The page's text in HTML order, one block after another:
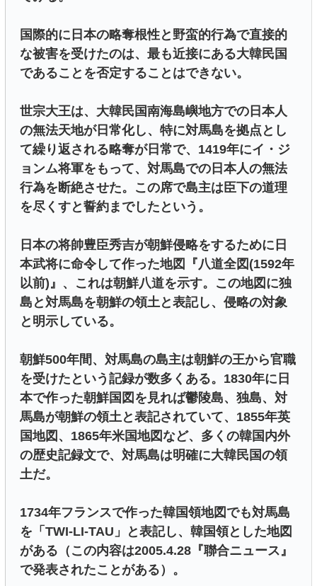
国際的に日本の略奪根性と野蛮的行為で直接的
な被害を受けたのは、最も近接にある大韓民国
であることを否定することはできない。
世宗大王は、大韓民国南海島嶼地方での日本人
の無法天地が日常化し、特に対馬島を拠点とし
て繰り返される略奪が日常で、1419年にイ・ジ
ョンム将軍をもって、対馬島での日本人の無法
行為を断絶させた。この席で島主は臣下の道理
を尽くすと誓約までしたという。
日本の将帥豊臣秀吉が朝鮮侵略をするために日
本武将に命令して作った地図『八道全図(1592年
以前)』、これは朝鮮八道を示す。この地図に独
島と対馬島を朝鮮の領土と表記し、侵略の対象
と明示している。
朝鮮500年間、対馬島の島主は朝鮮の王から官職
を受けたという記録が数多くある。1830年に日
本で作った朝鮮国図を見れば鬱陵島、独島、対
馬島が朝鮮の領土と表記されていて、1855年英
国地図、1865年米国地図など、多くの韓国内外
の歴史記録文で、対馬島は明確に大韓民国の領
土だ。
1734年フランスで作った韓国領地図でも対馬島
を「TWI-LI-TAU」と表記し、韓国領とした地図
がある（この内容は2005.4.28『聯合ニュース』
で発表されたことがある）。